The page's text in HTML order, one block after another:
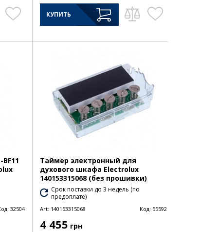
КУПИТЬ
32504
Таймер электронный для
духового шкафа Electrolux
140153315068 (без прошивки)
Срок поставки до 3 недель (по
предоплате)
Art: 140153315068 Код: 55592
4 455 грн